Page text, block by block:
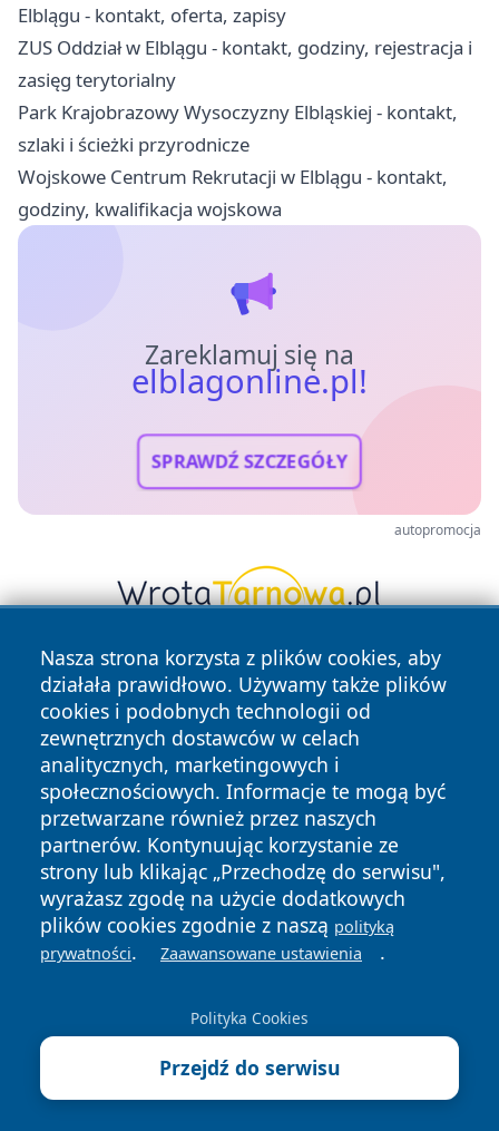
Elblągu - kontakt, oferta, zapisy
ZUS Oddział w Elblągu - kontakt, godziny, rejestracja i
zasięg terytorialny
Park Krajobrazowy Wysoczyzny Elbląskiej - kontakt,
szlaki i ścieżki przyrodnicze
Wojskowe Centrum Rekrutacji w Elblągu - kontakt,
godziny, kwalifikacja wojskowa
Zareklamuj się na
elblagonline.pl!
SPRAWDŹ SZCZEGÓŁY
autopromocja
Nasza strona korzysta z plików cookies, aby
działała prawidłowo. Używamy także plików
cookies i podobnych technologii od
zewnętrznych dostawców w celach
analitycznych, marketingowych i
społecznościowych. Informacje te mogą być
przetwarzane również przez naszych
partnerów. Kontynuując korzystanie ze
strony lub klikając „Przechodzę do serwisu",
wyrażasz zgodę na użycie dodatkowych
plików cookies zgodnie z naszą polityką
prywatności. Zaawansowane ustawienia .
Polityka Cookies
Przejdź do serwisu
Copyright © 2026 elblagonline.pl Wszystkie prawa
zastrzeżone.
News Autorzy
Polityka
Prywatności
Polityka
Cookies